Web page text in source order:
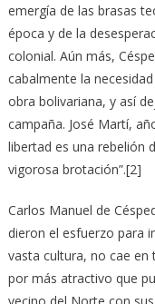
emergía de las brasas
época y de la
colonial. Aún más,
cabalmente la
obra bolivariana, y así
campaña. José Martí,
libertad es una rebelión
vigorosa brotación”.[2]
Carlos Manuel de
dieron el esfuerzo para
vasta cultura, no cae
por más atractivo que
vecino del Norte con